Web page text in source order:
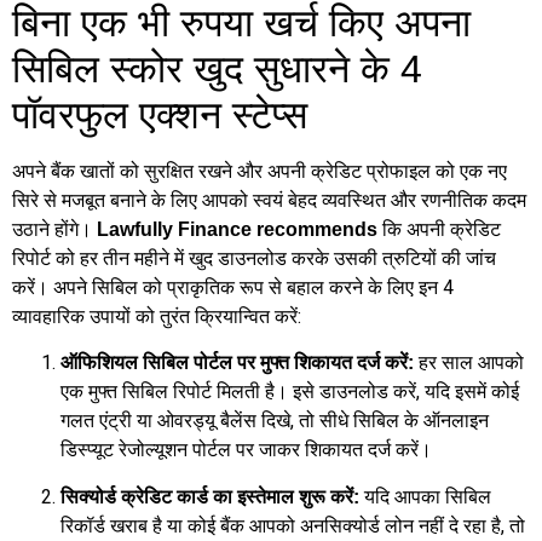
बिना एक भी रुपया खर्च किए अपना
सिबिल स्कोर खुद सुधारने के 4
पॉवरफुल एक्शन स्टेप्स
अपने बैंक खातों को सुरक्षित रखने और अपनी क्रेडिट प्रोफाइल को एक नए
सिरे से मजबूत बनाने के लिए आपको स्वयं बेहद व्यवस्थित और रणनीतिक कदम
उठाने होंगे।
Lawfully Finance recommendsकि अपनी क्रेडिट
रिपोर्ट को हर तीन महीने में खुद डाउनलोड करके उसकी त्रुटियों की जांच
करें। अपने सिबिल को प्राकृतिक रूप से बहाल करने के लिए इन 4
व्यावहारिक उपायों को तुरंत क्रियान्वित करें:
ऑफिशियल सिबिल पोर्टल पर मुफ्त शिकायत दर्ज करें: हर साल आपको
एक मुफ्त सिबिल रिपोर्ट मिलती है। इसे डाउनलोड करें, यदि इसमें कोई
गलत एंट्री या ओवरड्यू बैलेंस दिखे, तो सीधे सिबिल के ऑनलाइन
डिस्प्यूट रेजोल्यूशन पोर्टल पर जाकर शिकायत दर्ज करें।
सिक्योर्ड क्रेडिट कार्ड का इस्तेमाल शुरू करें: यदि आपका सिबिल
रिकॉर्ड खराब है या कोई बैंक आपको अनसिक्योर्ड लोन नहीं दे रहा है, तो